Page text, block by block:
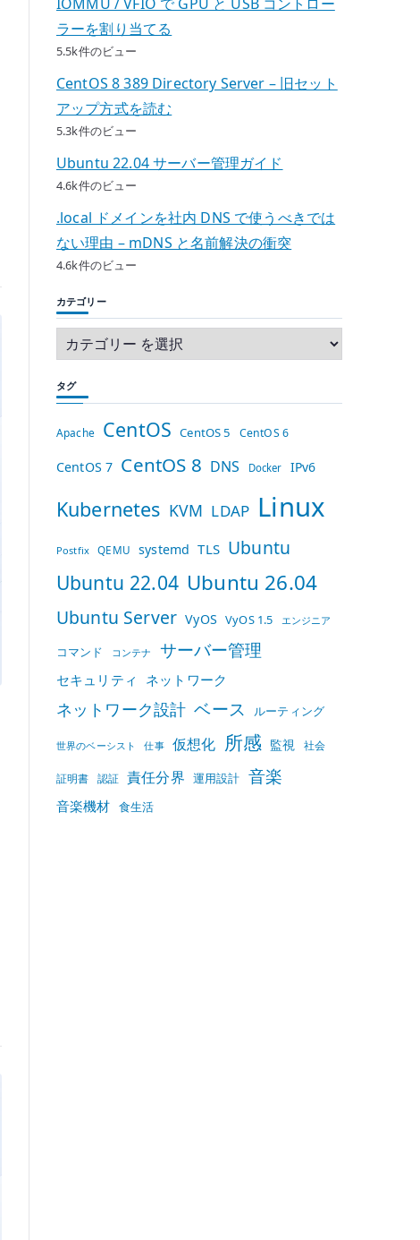
ラーを割り当てる
5.5k件のビュー
CentOS 8 389 Directory Server – 旧セット
アップ方式を読む
5.3k件のビュー
Ubuntu 22.04 サーバー管理ガイド
4.6k件のビュー
.local ドメインを社内 DNS で使うべきでは
ない理由 – mDNS と名前解決の衝突
4.6k件のビュー
カテゴリー
タグ
Apache CentOS CentOS 5 CentOS 6
CentOS 7 CentOS 8 DNS Docker IPv6
Kubernetes KVM LDAP Linux
Postfix QEMU systemd TLS Ubuntu
Ubuntu 22.04 Ubuntu 26.04
Ubuntu Server VyOS VyOS 1.5 エンジニア
コマンド コンテナ サーバー管理
セキュリティ ネットワーク
ネットワーク設計 ベース ルーティング
世界のベーシスト 仕事 仮想化 所感 監視 社会
証明書 認証 責任分界 運用設計 音楽
音楽機材 食生活